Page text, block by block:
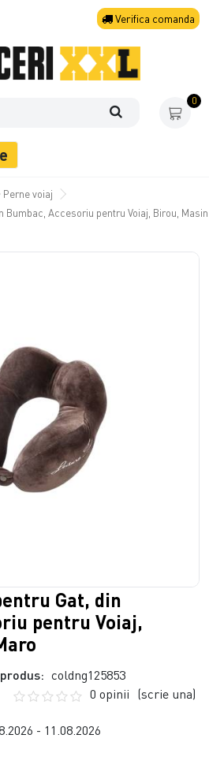
Verifica comanda
0
Perne voiaj
Bumbac, Accesoriu pentru Voiaj, Birou,
Gat, din
pentru Voiaj,
coldng125853
0 opinii (scrie una)
- 11.08.2026